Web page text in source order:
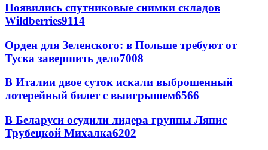
Появились спутниковые снимки складов
Wildberries9114
Орден для Зеленского: в Польше требуют от
Туска завершить дело7008
В Италии двое суток искали выброшенный
лотерейный билет с выигрышем6566
В Беларуси осудили лидера группы Ляпис
Трубецкой Михалка6202